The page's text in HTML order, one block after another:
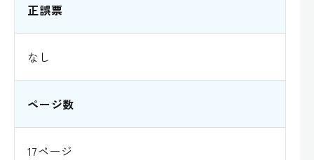
正誤票
なし
ページ数
17ページ